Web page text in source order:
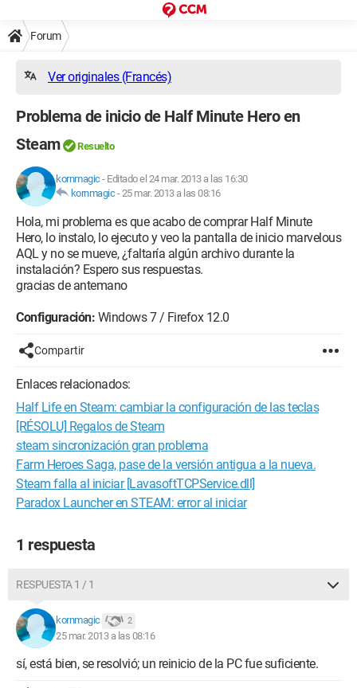
Forum
Ver originales (Francés)
Problema de inicio de Half Minute Hero en
Steam
Resuelto
kornmagic- Editado el 24 mar. 2013 a las 16:30
kornmagic-25 mar. 2013 a las 08:16
Hola, mi problema es que acabo de comprar Half Minute
Hero, lo instalo, lo ejecuto y veo la pantalla de inicio marvelous
AQL y no se mueve, ¿faltaría algún archivo durante la
instalación? Espero sus respuestas.
gracias de antemano
Configuración: Windows 7 / Firefox 12.0
Compartir
Enlaces relacionados:
Half Life en Steam: cambiar la configuración de las teclas
[RÉSOLU] Regalos de Steam
steam sincronización gran problema
Farm Heroes Saga, pase de la versión antigua a la nueva.
Steam falla al iniciar [LavasoftTCPService.dll]
Paradox Launcher en STEAM: error al iniciar
1 respuesta
RESPUESTA 1 / 1
kornmagic 2
25 mar. 2013 a las 08:16
sí, está bien, se resolvió; un reinicio de la PC fue suficiente.